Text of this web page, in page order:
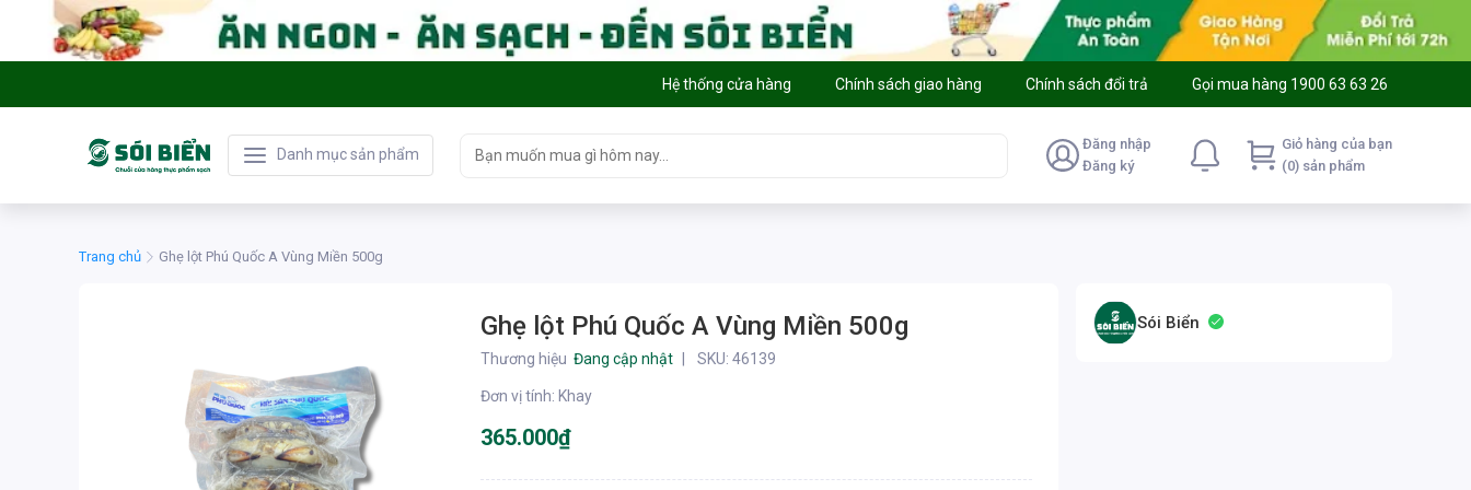
Hệ thống cửa hàng Chính sách giao hàng Chính sách đổi trả Gọi mua hàng 1900 63 63 26
Danh mục sản phẩm
Đăng nhập
Đăng ký
Giỏ hàng của bạn
(0) sản phẩm
Trang chủ Ghẹ lột Phú Quốc A Vùng Miền 500g
Ghẹ lột Phú Quốc A Vùng Miền 500g
Thương hiệu Đang cập nhật SKU:46139
Đơn vị tính: Khay
365.000₫
Sói Biển